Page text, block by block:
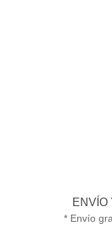
ENVÍO
* Envío